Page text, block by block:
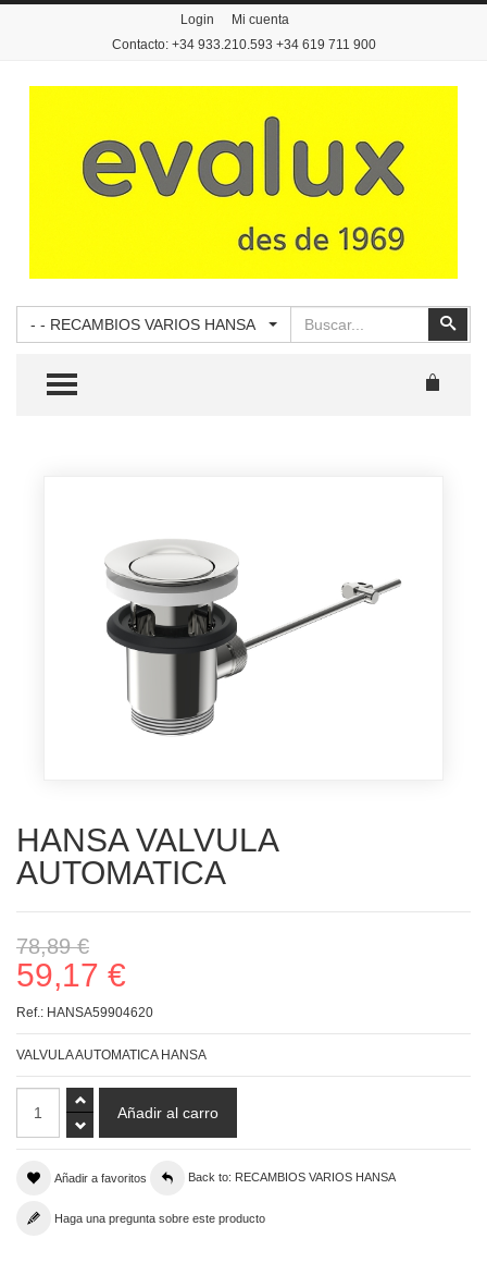
Login
Mi cuenta
Contacto: +34 933.210.593 +34 619 711 900
- - RECAMBIOS VARIOS HANSA
TOGGLE MENU
HANSA VALVULA
AUTOMATICA
78,89 €
59,17 €
Ref.: HANSA59904620
VALVULA AUTOMATICA HANSA
Añadir a favoritos Back to: RECAMBIOS VARIOS HANSA
Haga una pregunta sobre este producto